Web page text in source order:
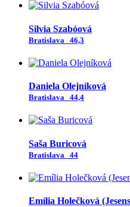
Silvia Szabóová
Bratislava 46,3
Daniela Olejníková
Bratislava 44,4
Saša Buricová
Bratislava 44
Emília Holečková